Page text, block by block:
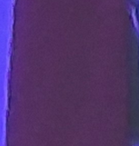
i četvrtine finala Kupa